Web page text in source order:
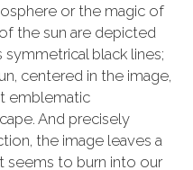
or the magic of
the sun are depicted
symmetrical black lines;
centered in the image,
emblematic
And precisely
the image leaves a
to burn into our